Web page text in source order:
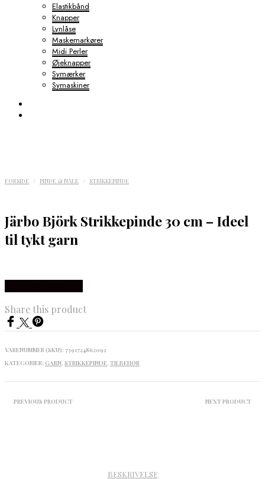
Elastikbånd
Knapper
Lynlåse
Maskemarkører
Midi Perler
Øjeknapper
Symærker
Symaskiner
FORSIDE / PINDE & NÅLE / STRIKKEPINDE
Järbo Björk Strikkepinde 30 cm – Ideel
til tykt garn
Share this product
VARENUMMER (SKU): 7391724862092
KATEGORIER: GARN, STRIKKEPINDE, TILBEHØR
PREVIOUS PRODUCT NEXT PRODUCT
BESKRIVELSE